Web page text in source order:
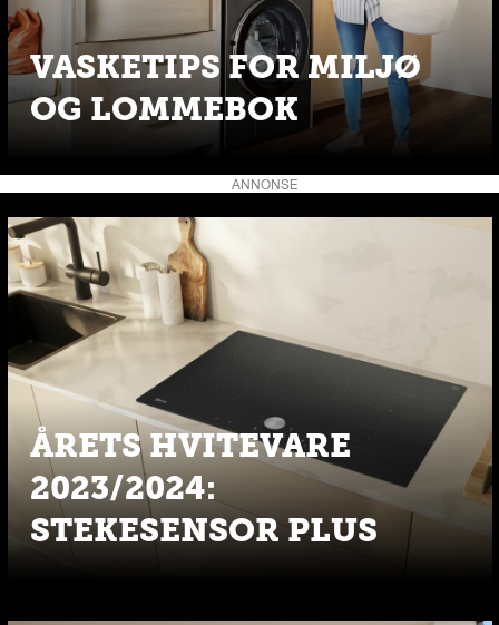
VASKETIPS FOR MILJØ
OG LOMMEBOK
ANNONSE
ÅRETS HVITEVARE
2023/2024:
STEKESENSOR PLUS